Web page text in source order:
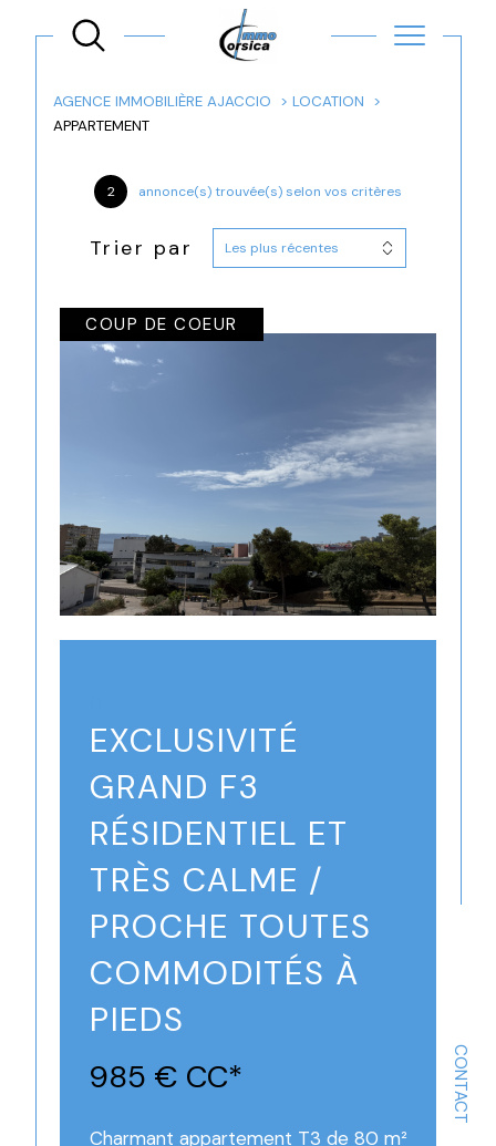
CONTACT
AGENCE IMMOBILIÈRE AJACCIO
LOCATION
APPARTEMENT
2 annonce(s) trouvée(s) selon vos critères
Trier par Les plus récentes
EXCLUSIVITÉ
GRAND F3
RÉSIDENTIEL ET
TRÈS CALME /
PROCHE TOUTES
COMMODITÉS À
PIEDS
985 € CC*
Charmant appartement T3 de 80 m²
COUP DE COEUR